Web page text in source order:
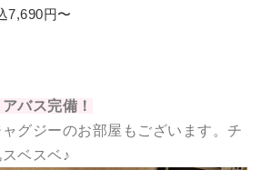
7,690円〜
バス完備！
グジーのお部屋もございます。チ
ベスベ♪